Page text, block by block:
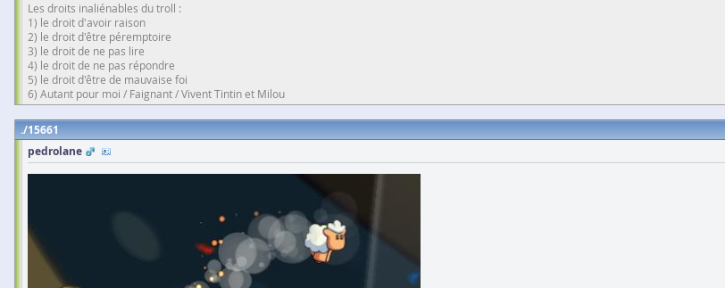
Les droits inaliénables du troll :
1) le droit d'avoir raison
2) le droit d'être péremptoire
3) le droit de ne pas lire
4) le droit de ne pas répondre
5) le droit d'être de mauvaise foi
6) Autant pour moi / Faignant / Vivent Tintin et Milou
15661
pedrolane